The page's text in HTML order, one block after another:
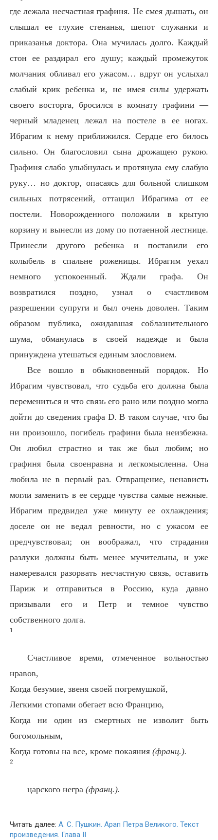
где лежала несчастная графиня. Не смея дышать, он
слышал ее глухие стенанья, шепот служанки и
приказанья доктора. Она мучилась долго. Каждый
стон ее раздирал его душу; каждый промежуток
молчания обливал его ужасом… вдруг он услыхал
слабый крик ребенка и, не имея силы удержать
своего восторга, бросился в комнату графини —
черный младенец лежал на постеле в ее ногах.
Ибрагим к нему приближился. Сердце его билось
сильно. Он благословил сына дрожащею рукою.
Графиня слабо улыбнулась и протянула ему слабую
руку… но доктор, опасаясь для больной слишком
сильных потрясений, оттащил Ибрагима от ее
постели. Новорожденного положили в крытую
корзину и вынесли из дому по потаенной лестнице.
Принесли другого ребенка и поставили его
колыбель в спальне роженицы. Ибрагим уехал
немного успокоенный. Ждали графа. Он
возвратился поздно, узнал о счастливом
разрешении супруги и был очень доволен. Таким
образом публика, ожидавшая соблазнительного
шума, обманулась в своей надежде и была
принуждена утешаться единым злословием.
Все вошло в обыкновенный порядок. Но
Ибрагим чувствовал, что судьба его должна была
перемениться и что связь его рано или поздно могла
дойти до сведения графа D. В таком случае, что бы
ни произошло, погибель графини была неизбежна.
Он любил страстно и так же был любим; но
графиня была своенравна и легкомысленна. Она
любила не в первый раз. Отвращение, ненависть
могли заменить в ее сердце чувства самые нежные.
Ибрагим предвидел уже минуту ее охлаждения;
доселе он не ведал ревности, но с ужасом ее
предчувствовал; он воображал, что страдания
разлуки должны быть менее мучительны, и уже
намеревался разорвать несчастную связь, оставить
Париж и отправиться в Россию, куда давно
призывали его и Петр и темное чувство
собственного долга.
1
Счастливое время, отмеченное вольностью
нравов,
Когда безумие, звеня своей погремушкой,
Легкими стопами обегает всю Францию,
Когда ни один из смертных не изволит быть
богомольным,
Когда готовы на все, кроме покаяния (франц.).
2
царского негра (франц.).
Читать далее: А. С. Пушкин. Арап Петра Великого. Текст
произведения. Глава II